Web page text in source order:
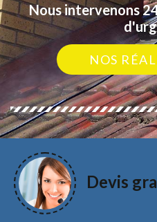
Nous intervenons
NOS
Devis